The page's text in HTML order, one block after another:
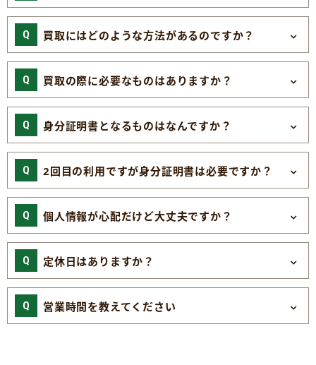
買取にはどのような方法があるのですか？
買取の際に必要なものはありますか？
身分証明書となるものはなんですか？
2回目の利用ですが身分証明書は必要ですか？
個人情報が心配だけど大丈夫ですか？
定休日はありますか？
営業時間を教えてください